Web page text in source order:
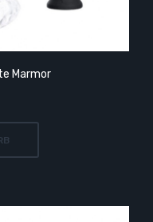
Marmor